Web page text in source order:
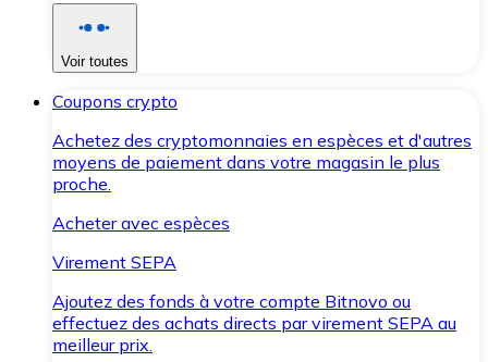
Voir toutes
Coupons crypto
Achetez des cryptomonnaies en espèces et d'autres
moyens de paiement dans votre magasin le plus
proche.
Acheter avec espèces
Virement SEPA
Ajoutez des fonds à votre compte Bitnovo ou
effectuez des achats directs par virement SEPA au
meilleur prix.